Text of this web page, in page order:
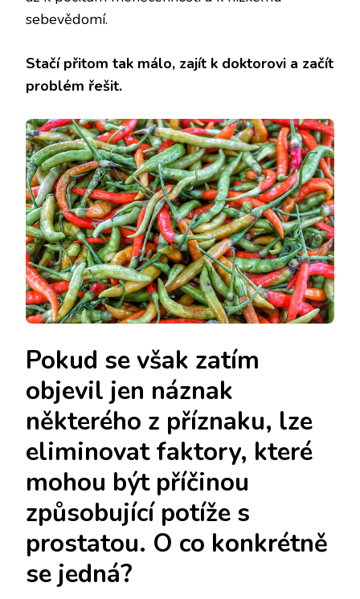
sebevědomí.
Stačí přitom tak málo, zajít k doktorovi a začít
problém řešit.
Pokud se však zatím
objevil jen náznak
některého z příznaku, lze
eliminovat faktory, které
mohou být příčinou
způsobující potíže s
prostatou. O co konkrétně
se jedná?